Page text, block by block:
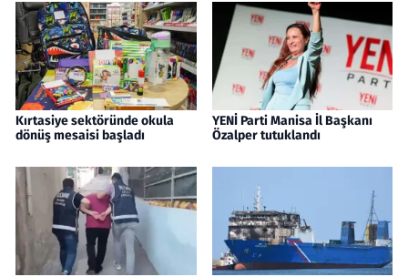
Kırtasiye sektöründe okula
dönüş mesaisi başladı
YENİ Parti Manisa İl Başkanı
Özalper tutuklandı